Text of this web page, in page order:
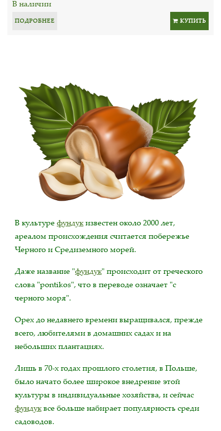
В наличии
ПОДРОБНЕЕ КУПИТЬ
В культуре фундукизвестен около 2000 лет,
ареалом происхождения считается побережье
Черного и Средиземного морей.
Даже название "фундук" происходит от греческого
слова "pontikos", что в переводе означает "с
черного моря".
Орех до недавнего времени выращивался, прежде
всего, любителями в домашних садах и на
небольших плантациях.
Лишь в 70-х годах прошлого столетия, в Польше,
было начато более широкое внедрение этой
культуры в индивидуальные хозяйства, и сейчас
фундуквсе больше набирает популярность среди
садоводов.